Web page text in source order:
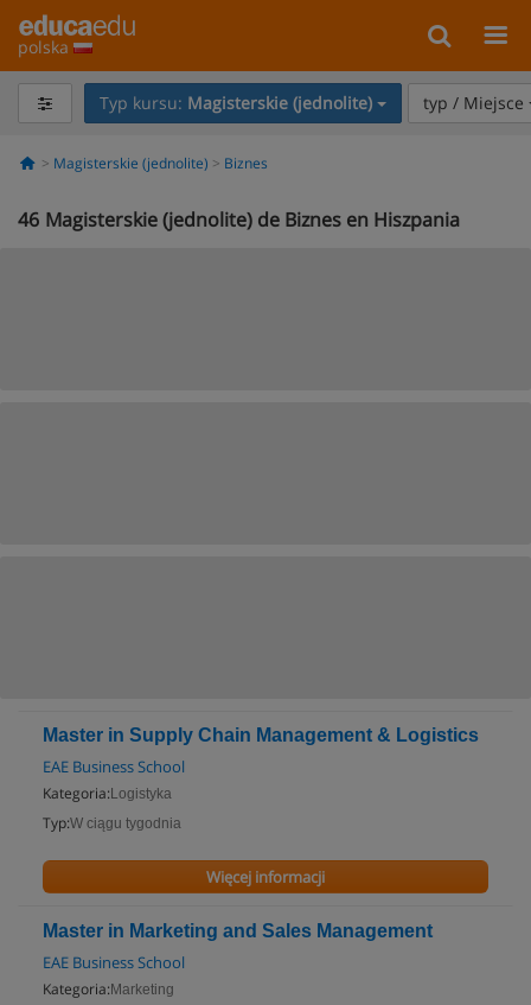
polska
Typ kursu: Magisterskie (jednolite) typ / Miejsce
Magisterskie (jednolite) Biznes
46 Magisterskie (jednolite) de Biznes en Hiszpania
Master in Supply Chain Management & Logistics
EAE Business School
Kategoria: Logistyka
Typ:W ciągu tygodnia
Więcej informacji
Master in Marketing and Sales Management
EAE Business School
Kategoria: Marketing